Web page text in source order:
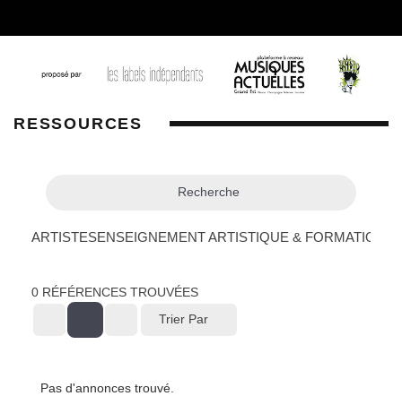
RESSOURCES
Recherche
ARTISTESENSEIGNEMENT ARTISTIQUE & FORMATION
0 RÉFÉRENCES TROUVÉES
Trier Par
Pas d'annonces trouvé.